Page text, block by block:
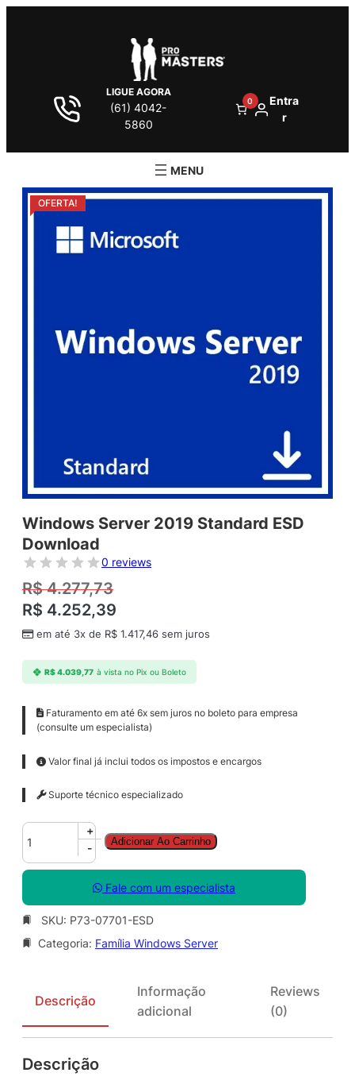
LIGUE AGORA
(61) 4042-
5860
0
Entra
r
OFERTA!
Windows Server 2019 Standard ESD
Download
0 reviews
R$4.277,73
R$ 4.252,39
em até 3x de R$ 1.417,46 sem juros
R$4.039,77 à vista no Pix ou Boleto
Faturamento em até 6x sem juros no boleto para empresa
(consulte um especialista)
Valor final já inclui todos os impostos e encargos
Suporte técnico especializado
W
n
d
w
S
r
0
+
-
Adicionar Ao Carrinho
Fale com um especialista
SKU: P73-07701-ESD
Categoria: Família Windows Server
Descrição
Informação
adicional
Reviews
(0)
Descrição